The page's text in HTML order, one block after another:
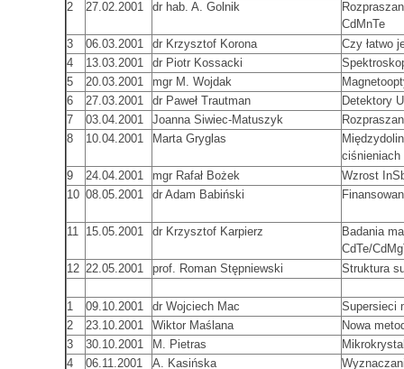
2
27.02.2001 dr hab. A. Golnik
CdMnTe
3
06.03.2001 dr Krzysztof Korona
Czy łatwo
4
13.03.2001 dr Piotr Kossacki
5
20.03.2001 mgr M. Wojdak
6
27.03.2001 dr Paweł Trautman
Detektory
7
03.04.2001 Joanna Siwiec-Matuszyk
8
10.04.2001 Marta Gryglas
ciśnieniach
9
24.04.2001 mgr Rafał Bożek
Wzrost
10 08.05.2001 dr Adam Babiński
11 15.05.2001 dr Krzysztof Karpierz
Badania
CdTe/
12 22.05.2001 prof. Roman Stępniewski Struktura
1 09.10.2001 dr Wojciech Mac
Supersieci
2
23.10.2001 Wiktor Maślana
Nowa
3
30.10.2001 M. Pietras
4
06.11.2001 A. Kasińska